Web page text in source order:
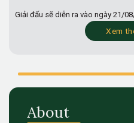
Giải đấu sẽ diễn ra vào ngày 21/
Xem
About